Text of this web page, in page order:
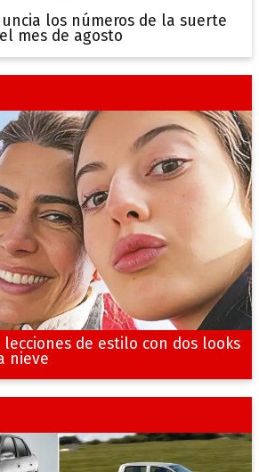
los números de la suerte
mes de agosto
lecciones de estilo con dos looks
nieve